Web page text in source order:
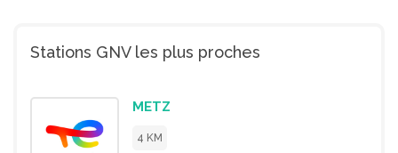
Stations GNV les plus proches
METZ
4 KM